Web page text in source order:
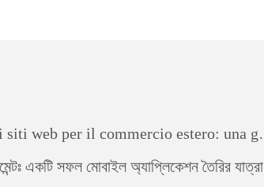
per il commercio estero: una guida completa
একটি সফল মোবাইল অ্যাপ্লিকেশন তৈরির যাত্রা